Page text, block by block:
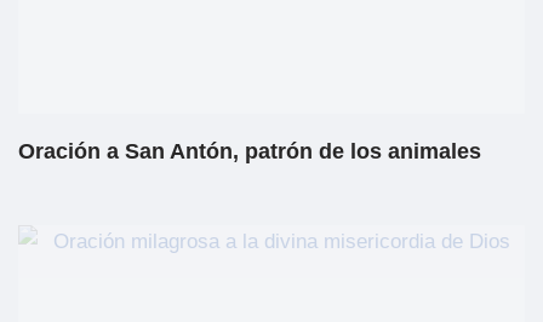
Oración a San Antón, patrón de los animales